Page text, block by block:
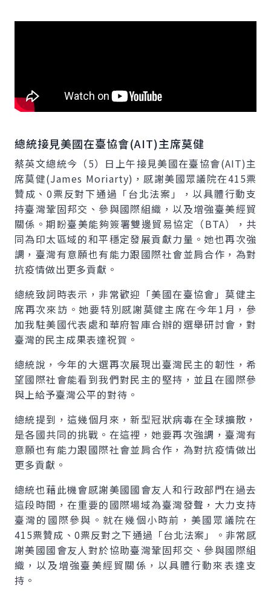
總統接見美國在臺協會(AIT)主席莫健
蔡英文總統今（5）日上午接見美國在臺協會(AIT)主
席莫健(James Moriarty)，感謝美國眾議院在415票
贊成、0票反對下通過「台北法案」，以具體行動支
持臺灣鞏固邦交、參與國際組織，以及增強臺美經貿
關係。期盼臺美能夠簽署雙邊貿易協定（BTA），共
同為印太區域的和平穩定發展貢獻力量。她也再次強
調，臺灣有意願也有能力跟國際社會並肩合作，為對
抗疫情做出更多貢獻。
總統致詞時表示，非常歡迎「美國在臺協會」莫健主
席再次來訪。她要特別感謝莫健主席在今年1月，參
加我駐美國代表處和華府智庫合辦的選舉研討會，對
臺灣的民主成果表達祝賀。
總統說，今年的大選再次展現出臺灣民主的韌性，希
望國際社會能看到我們對民主的堅持，並且在國際參
與上給予臺灣公平的對待。
總統提到，這幾個月來，新型冠狀病毒在全球擴散，
是各國共同的挑戰。在這裡，她要再次強調，臺灣有
意願也有能力跟國際社會並肩合作，為對抗疫情做出
更多貢獻。
總統也藉此機會感謝美國國會友人和行政部門在過去
這段時間，在重要的國際場域為臺灣發聲，大力支持
臺灣的國際參與。就在幾個小時前，美國眾議院在
415票贊成、0票反對之下通過「台北法案」。非常感
謝美國國會友人對於協助臺灣鞏固邦交、參與國際組
織，以及增強臺美經貿關係，以具體行動來表達支
持。